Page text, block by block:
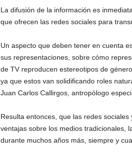
La difusión de la información es
que ofrecen las redes sociales para
Un aspecto que deben tener en cuenta
sus representaciones, sobre cómo
de TV reproducen estereotipos de
ya que estos van solidificando roles
Juan Carlos Callirgos, antropólogo
Resulta entonces, que las redes
ventajas sobre los medios tradicionales,
durante muchos años más, siempre y